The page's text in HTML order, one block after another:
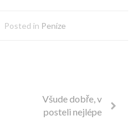
Posted in Peníze
Všude dobře, v
posteli nejlépe